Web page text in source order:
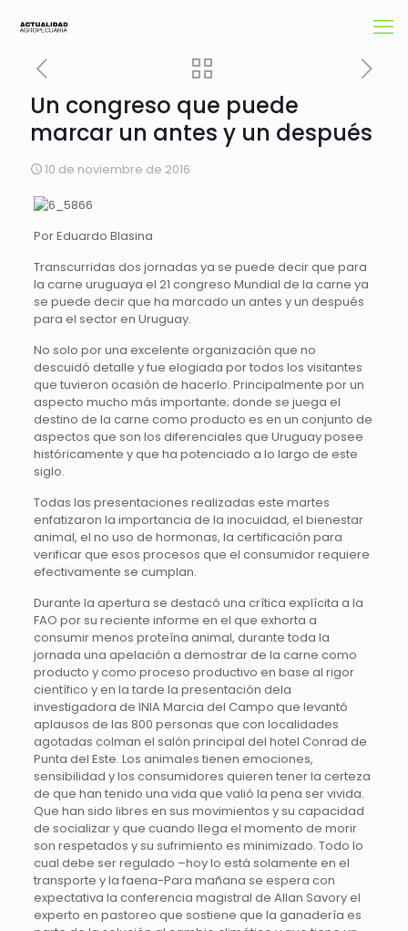
Un congreso que puede
marcar un antes y un después
10 de noviembre de 2016
Por Eduardo Blasina
Transcurridas dos jornadas ya se puede decir que para
la carne uruguaya el 21 congreso Mundial de la carne ya
se puede decir que ha marcado un antes y un después
para el sector en Uruguay.
No solo por una excelente organización que no
descuidó detalle y fue elogiada por todos los visitantes
que tuvieron ocasión de hacerlo. Principalmente por un
aspecto mucho más importante; donde se juega el
destino de la carne como producto es en un conjunto de
aspectos que son los diferenciales que Uruguay posee
históricamente y que ha potenciado a lo largo de este
siglo.
Todas las presentaciones realizadas este martes
enfatizaron la importancia de la inocuidad, el bienestar
animal, el no uso de hormonas, la certificación para
verificar que esos procesos que el consumidor requiere
efectivamente se cumplan.
Durante la apertura se destacó una crítica explícita a la
FAO por su reciente informe en el que exhorta a
consumir menos proteína animal, durante toda la
jornada una apelación a demostrar de la carne como
producto y como proceso productivo en base al rigor
científico y en la tarde la presentación dela
investigadora de INIA Marcia del Campo que levantó
aplausos de las 800 personas que con localidades
agotadas colman el salón principal del hotel Conrad de
Punta del Este. Los animales tienen emociones,
sensibilidad y los consumidores quieren tener la certeza
de que han tenido una vida que valió la pena ser vivida.
Que han sido libres en sus movimientos y su capacidad
de socializar y que cuando llega el momento de morir
son respetados y su sufrimiento es minimizado. Todo lo
cual debe ser regulado –hoy lo está solamente en el
transporte y la faena-Para mañana se espera con
expectativa la conferencia magistral de Allan Savory el
experto en pastoreo que sostiene que la ganadería es